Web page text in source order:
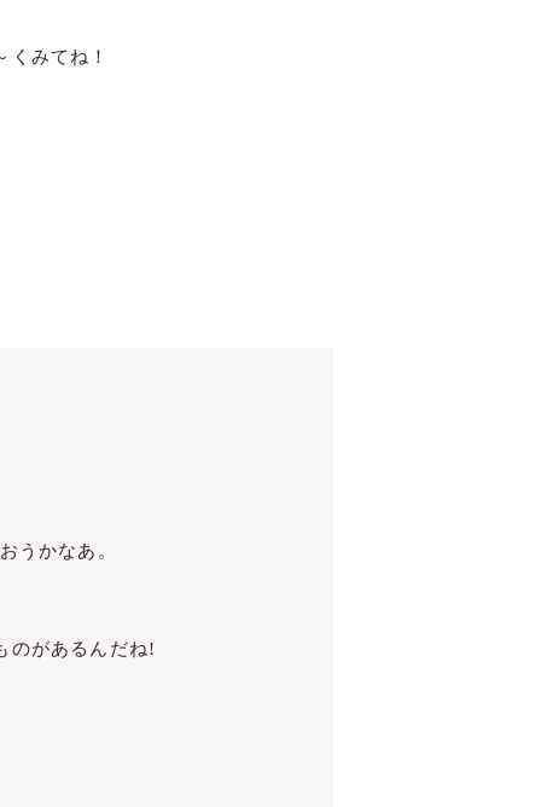
みてね！
うかなあ。
のがあるんだね!